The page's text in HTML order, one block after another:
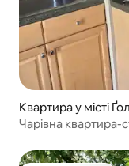
Квартира у місті
Чарівна квартира-